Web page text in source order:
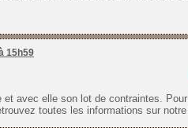
15h59
et avec elle son lot de contraintes.
toutes les informations sur notre